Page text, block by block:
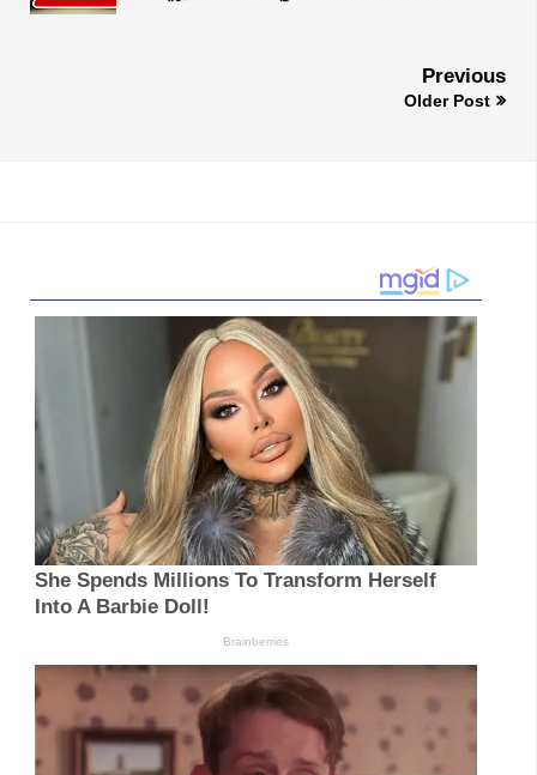
Previous
Older Post